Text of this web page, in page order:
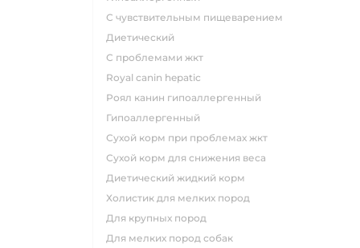
с чувствительным пищеварением
диетический
с проблемами жкт
royal canin hepatic
роял канин гипоаллергенный
гипоаллергенный
сухой корм при проблемах жкт
сухой корм для снижения веса
диетический жидкий корм
холистик для мелких пород
для крупных пород
для мелких пород собак